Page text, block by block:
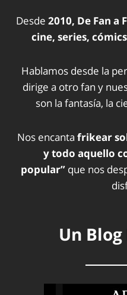
Desde 2010, De Fan a
cine, series,
Hablamos desde la
dirige a otro fan y
son la fantasía, la
Nos encanta frikear
y todo aquello
popular” que nos
Un